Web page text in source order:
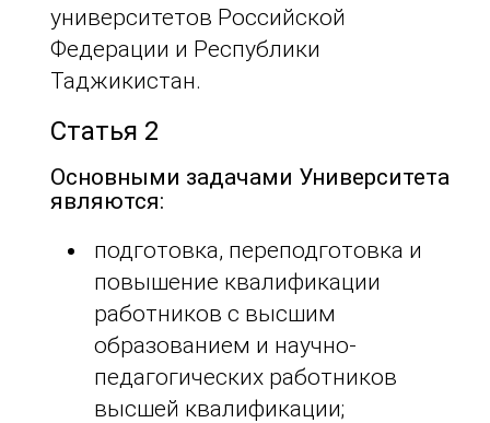
университетов Российской
Федерации и Республики
Таджикистан.
Статья 2
Основными задачами Университета
являются:
подготовка, переподготовка и
повышение квалификации
работников с высшим
образованием и научно-
педагогических работников
высшей квалификации;